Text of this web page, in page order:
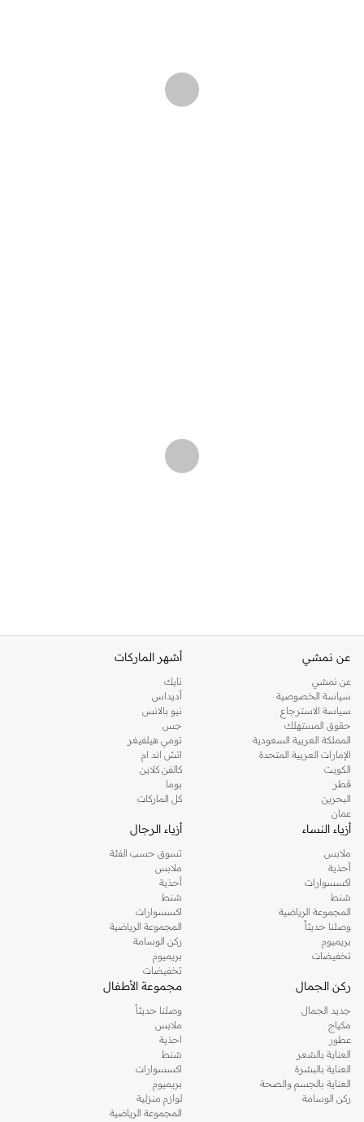
عن نمشي
عن نمشي
سياسة الخصوصية
سياسة الاسترجاع
حقوق المستهلك
المملكة العربية السعودية
الإمارات العربية المتحدة
الكويت
قطر
البحرين
عمان
أشهر الماركات
نايك
أديداس
نيو بالانس
جس
تومي هيلفيغر
اتش اند ام
كالفن كلاين
بوما
كل الماركات
أزياء النساء
ملابس
أحذية
اكسسوارات
شنط
المجموعة الرياضية
وصلنا حديثاً
بريميوم
تخفيضات
أزياء الرجال
تسوق حسب الفئة
ملابس
أحذية
شنط
اكسسوارات
المجموعة الرياضية
ركن الوسامة
بريميوم
تخفيضات
ركن الجمال
جديد الجمال
مكياج
عطور
العناية بالشعر
العناية بالبشرة
العناية بالجسم والصحة
ركن الوسامة
مجموعة الأطفال
وصلنا حديثاً
ملابس
احذية
شنط
اكسسوارات
بريميوم
لوازم منزلية
المجموعة الرياضية